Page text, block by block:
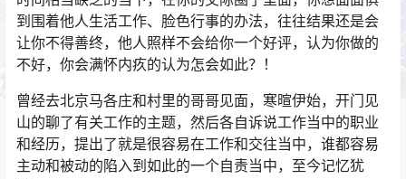
到围着他人生活工作、脸色行事的办法，往往结果还是会
让你不得善终，他人照样不会给你一个好评，认为你做的
不好，你会满怀内疚的认为怎会如此？！
曾经去北京马各庄和村里的哥哥见面，寒暄伊始，开门见
山的聊了有关工作的主题，然后各自诉说工作当中的职业
和经历，提出了就是很容易在工作和交往当中，谁都容易
主动和被动的陷入到如此的一个自责当中，至今记忆犹